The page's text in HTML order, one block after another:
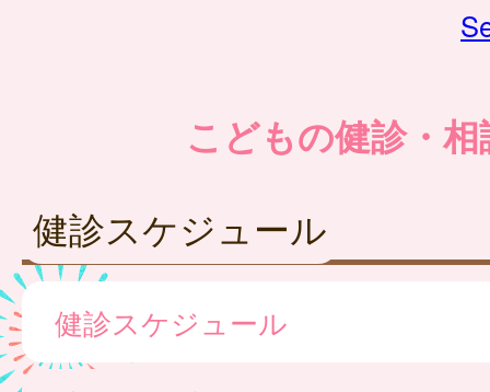
こどもの健診・相
健診スケジュール
健診スケジュール